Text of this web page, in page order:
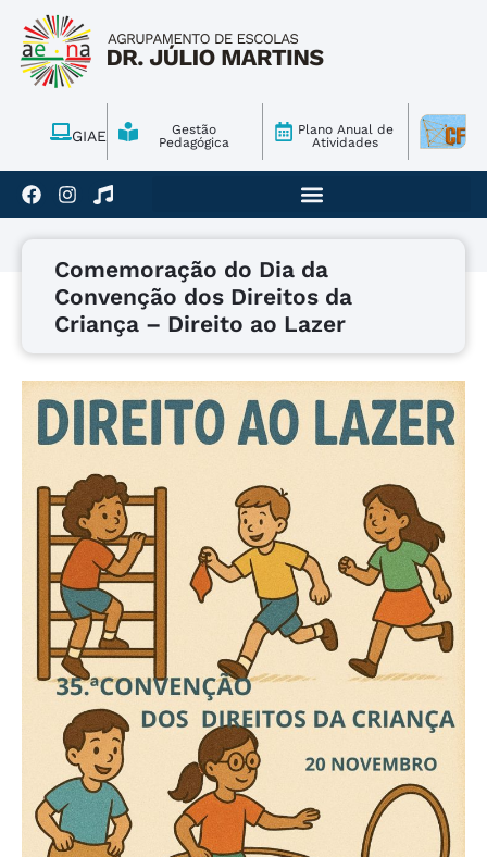
GIAE
Gestão
Pedagógica
Plano Anual de
Atividades
Comemoração do Dia da
Convenção dos Direitos da
Criança – Direito ao Lazer